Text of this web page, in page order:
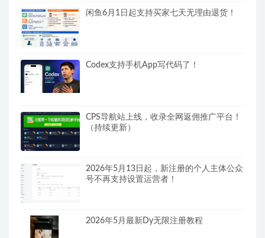
闲鱼6月1日起支持买家七天无理由退货！
Codex支持手机App写代码了！
CPS导航站上线，收录全网返佣推广平台！
（持续更新）
2026年5月13日起，新注册的个人主体公众
号不再支持设置运营者！
2026年5月最新Dy无限注册教程